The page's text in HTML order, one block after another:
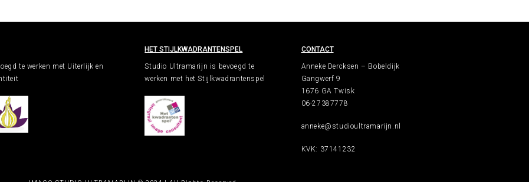
te werken met Uiterlijk en
HET STIJLKWADRANTENSPEL
Studio Ultramarijn is bevoegd te
werken met het Stijlkwadrantenspel
CONTACT
Anneke Dercksen – Bobeldijk
Gangwerf 9
1676 GA Twisk
06-27387778
anneke@studioultramarijn.nl
KVK: 37141232